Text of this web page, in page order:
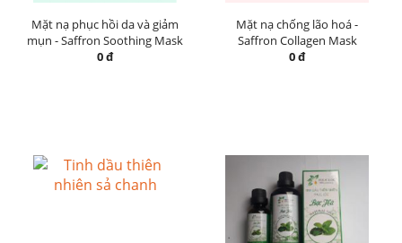
Mặt nạ phục hồi da và giảm
mụn - Saffron Soothing Mask
0 đ
Mặt nạ chống lão hoá -
Saffron Collagen Mask
0 đ